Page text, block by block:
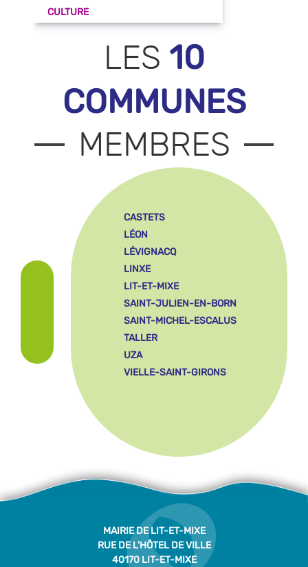
CULTURE
LES 10
COMMUNES
MEMBRES
CASTETS
LÉON
LÉVIGNACQ
LINXE
LIT-ET-MIXE
SAINT-JULIEN-EN-BORN
SAINT-MICHEL-ESCALUS
TALLER
UZA
VIELLE-SAINT-GIRONS
MAIRIE DE LIT-ET-MIXE
RUE DE L'HÔTEL DE VILLE
40170 LIT-ET-MIXE